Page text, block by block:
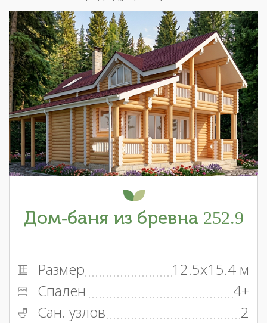
Дом-баня из бревна 252.9
Размер
12.5x15.4 м
Спален
4+
Сан. узлов
2